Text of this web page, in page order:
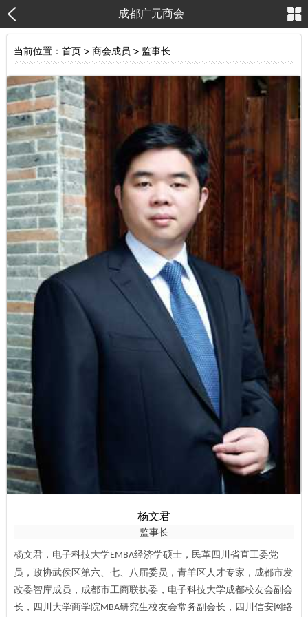
成都广元商会
当前位置： 首页 > 商会成员 > 监事长
杨文君
监事长
杨文君 ， 电子科技大学EMBA经济学硕士 ， 民革四川省直工委党
员，政协武侯区第六、七、八届委员，青羊区人才专家， 成都市发
改委智库成员，成都市工商联执委， 电子科技大学成都校友会副会
长，四川大学商学院 MBA研究生校友会常务副会长 ， 四川信安网络